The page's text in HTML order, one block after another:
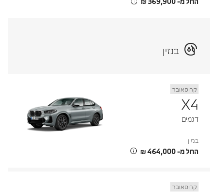
בנזין
קרוסאובר
X4
דגמים
בנזין
החל מ- ‏464,000 ‏₪
קרוסאובר